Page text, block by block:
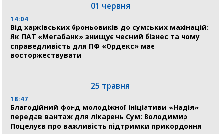
04 серпня
20:41
Пенсійний фонд Сумщини спрямував 0,2 млрд грн
на пенсії, страхові виплати та підтримку
прифронтових громад
03 серпня
Романько розширює програму відпочинку дітей із
прифронтової Сумщини: перша група оздоровилася
в Австрії
01 червня
14:04
Від харківських броньовиків до сумських махінацій:
Як ПАТ «Мегабанк» знищує чесний бізнес та чому
справедливість для ПФ «Ордекс» має
восторжествувати
25 травня
18:47
Благодійний фонд молодіжної ініціативи «Надія»
передав вантаж для лікарень Сум: Володимир
Поцелуєв про важливість підтримки прикордоння